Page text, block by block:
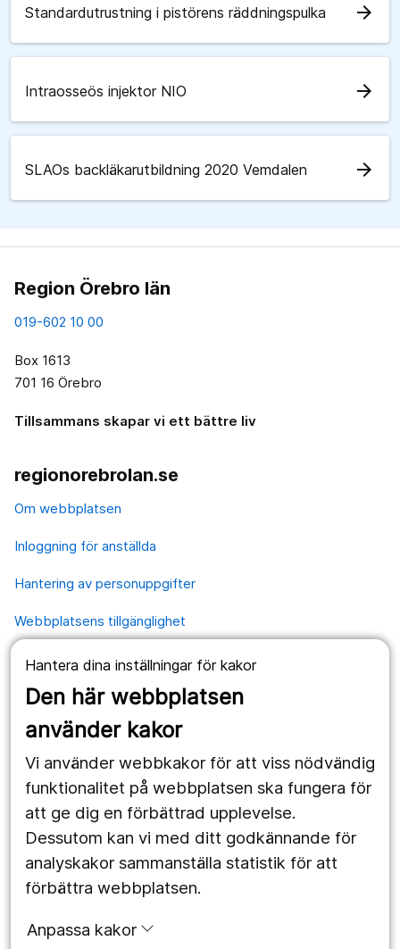
Hantera dina inställningar för kakor
Den här webbplatsen
använder kakor
Vi använder webbkakor för att viss nödvändig
funktionalitet på webbplatsen ska fungera för
att ge dig en förbättrad upplevelse.
Dessutom kan vi med ditt godkännande för
analyskakor sammanställa statistik för att
förbättra webbplatsen.
Anpassa kakor
Standardutrustning i pistörens räddningspulka arrow_forward
Intraosseös injektor NIO arrow_forward
SLAOs backläkarutbildning 2020 Vemdalen arrow_forward
Region Örebro län
019-602 10 00
Box 1613
701 16 Örebro
Tillsammans skapar vi ett bättre liv
regionorebrolan.se
Om webbplatsen
Inloggning för anställda
Hantering av personuppgifter
Webbplatsens tillgänglighet
Våra webbplatser
1177.se
Region Örebro län
Följ oss
Facebook